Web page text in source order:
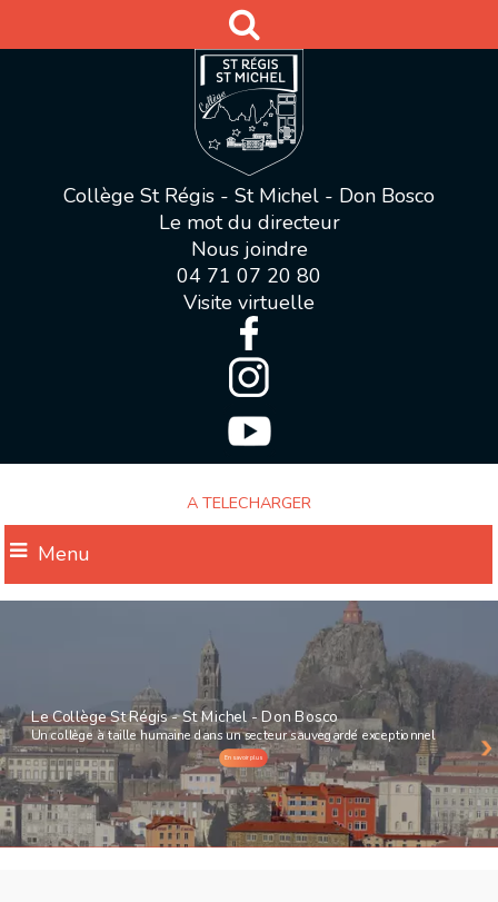
Collège St Régis - St Michel - Don Bosco
Le mot du directeur
Nous joindre
04 71 07 20 80
Visite virtuelle
A TELECHARGER
Menu
Le Collège St Régis - St Michel - Don Bosco
Un collège à taille humaine dans un secteur sauvegardé exceptionnel
En savoir plus